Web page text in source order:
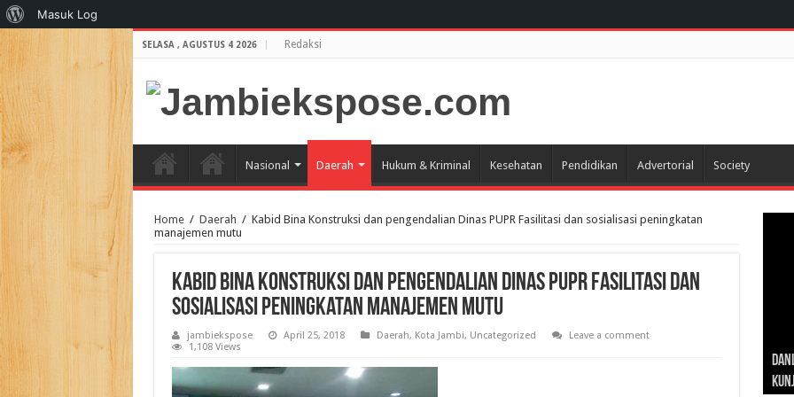
SELASA , AGUSTUS 4 2026 Redaksi
Nasional Daerah Hukum & Kriminal Kesehatan Pendidikan Advertorial Society
Home / Daerah / Kabid Bina Konstruksi dan pengendalian Dinas PUPR Fasilitasi dan sosialisasi peningkatan
manajemen mutu
Kabid Bina Konstruksi dan pengendalian Dinas PUPR Fasilitasi dan
sosialisasi peningkatan manajemen mutu
jambiekspose April 25, 2018 Daerah, Kota Jambi, Uncategorized
Leave a comment
1,108 Views
Tentang
WordPress
Masuk Log